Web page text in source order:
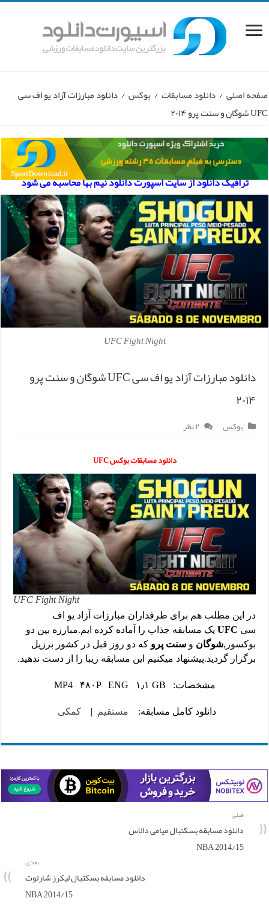
صفحه اصلی / دانلود مسابقات / بوکس / دانلود مبارزات آزاد یو اف سی
UFC شوگان و سنت پرو ۲۰۱۴
ترافیک دانلود از سایت اسپورت دانلود نیم بها محاسبه می شود
UFC Fight Night
دانلود مبارزات آزاد یو اف سی UFC شوگان و سنت پرو
۲۰۱۴
بوکس ۲ نظر
دانلود مسابقات بوکس UFC
UFC Fight Night
در این مطلب هم برای طرفداران مبارزات آزاد یو اف
سی
یک مسابقه جذاب را آماده کرده ایم.مبارزه بین دو
بوکسور,شوگان وسنت پرو که دو روز قبل در کشور برزیل
برگزار گردید.پیشنهاد میکنیم این مسابقه زیبا را از دست ندهید.
مشخصات: MP4 ۴۸۰P ENG ۱٫۱ GB
دانلود کامل مسابقه: مستقیم | کمکی
قبلی
دانلود مسابقه بسکتبال میامی دالاس
NBA 2014/15
بعدی
دانلود مسابقه بسکتبال لیکرز شارلوت
NBA 2014/15